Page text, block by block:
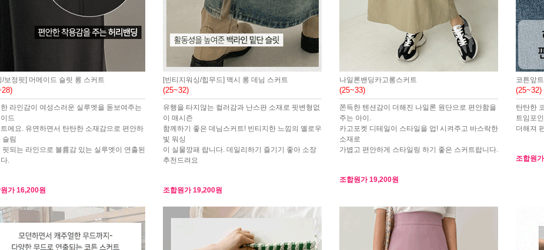
/보정핏] 머메이드 슬릿 롱 스커트
라인감이 여성스러운 실루엣을 돋보여주는
드
에요. 유연하면서 탄탄한 소재감으로 편안하
슬림
핏되는 라인으로 볼륨감 있는 실루엣이 연출된
.
가16,200원
[빈티지워싱/힙무드] 맥시 롱 데님 스커트
(25~32)
유행을 타지않는 컬러감과 난스판 소재로 핏변형없
이 매시즌
함께하기 좋은 데님스커트! 빈티지한 느낌의 옐로우
빛 워싱
이 실물깡패 랍니다. 데일리하기 즐기기 좋아 소장
추천드려요
조합원가19,200원
나일론밴딩카고롱스커트
(25~33)
쫀득한 텐션감이 더해진 나일론 원단으로 편안함을
주는 아이.
카고포켓 디테일이 스타일을 업! 시켜주고 바스락한
소재로
가볍고 편안하게 스타일링 하기 좋은 스커트랍니다.
조합원가19,200원
코튼앞
(25~32)
탄탄한
트임포
더해져
조합원